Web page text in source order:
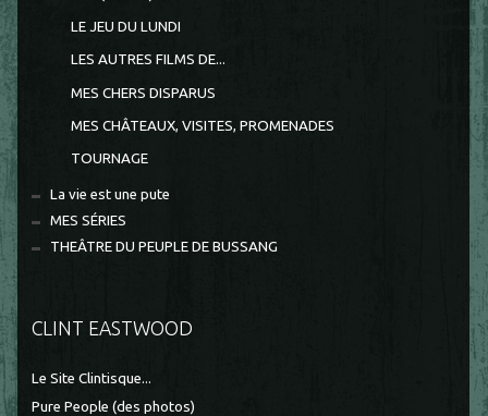
LE JEU DU LUNDI
LES AUTRES FILMS DE...
MES CHERS DISPARUS
MES CHÂTEAUX, VISITES, PROMENADES
TOURNAGE
La vie est une pute
MES SÉRIES
THEÂTRE DU PEUPLE DE BUSSANG
CLINT EASTWOOD
Le Site Clintisque...
Pure People (des photos)